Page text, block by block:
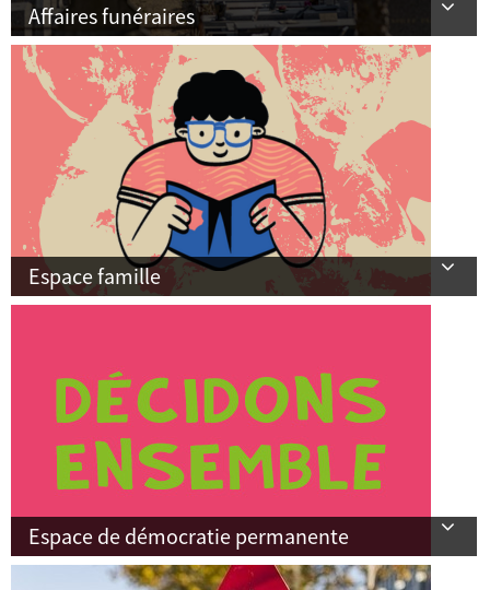
Affaires funéraires
Espace famille
Espace de démocratie permanente